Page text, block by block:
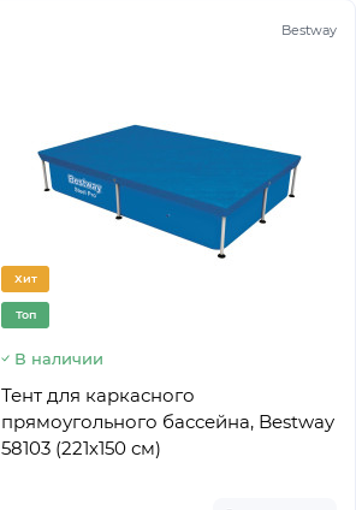
Bestway
Хит
Топ
В наличии
Тент для каркасного
прямоугольного бассейна, Bestway
58103 (221х150 см)